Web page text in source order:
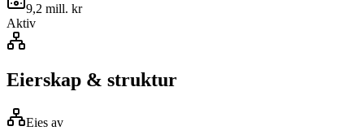
9,2 mill. kr
Aktiv
Eierskap & struktur
Eies av